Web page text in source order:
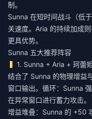
制。
Sunna 在短时间战斗（低
关速度。Aria 的持续加成
更具优势。
Sunna 五大推荐阵容
1. Sunna + Aria + 珂蕾
结合了 Sunna 的物理增益
窗口输出。循环：Sunna
在异常窗口进行蓄力攻击。
增益堆叠：Sunna 的 +50